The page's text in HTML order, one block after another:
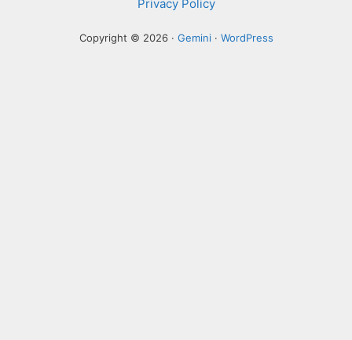
Privacy Policy
Copyright © 2026 · Gemini· WordPress